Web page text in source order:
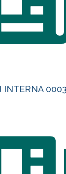
INTERNA